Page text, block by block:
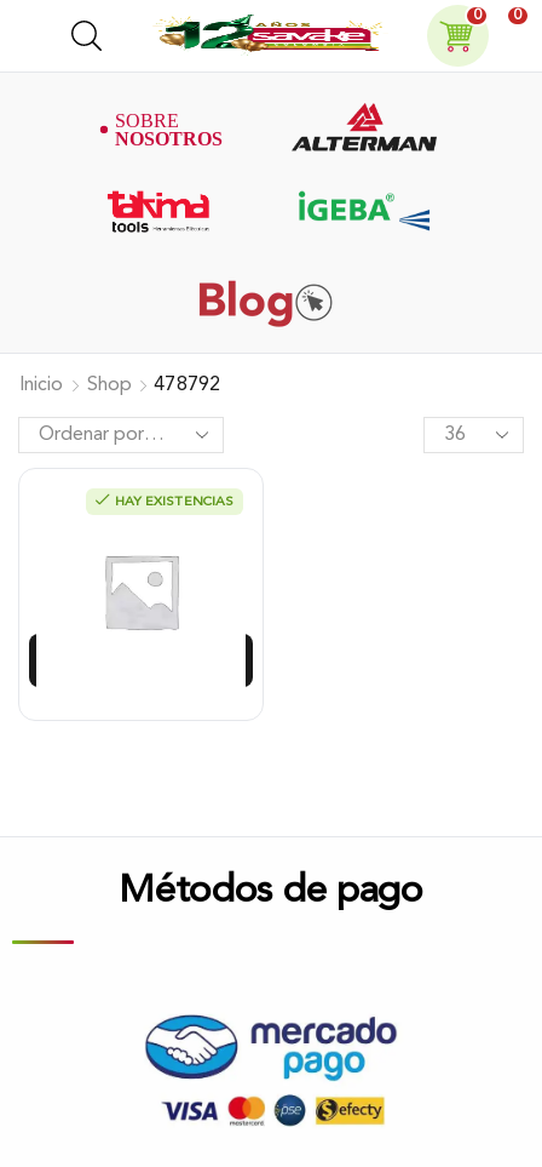
0 0
Inicio Shop 478792
HAY EXISTENCIAS
Overol Con Canilleras, Sr2.
$129.271
Métodos de pago